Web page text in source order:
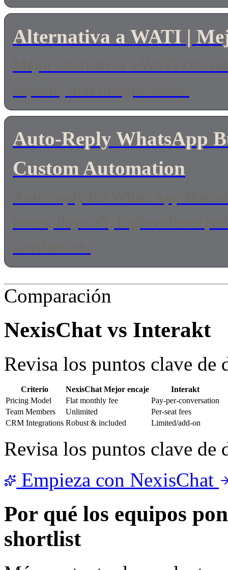
Alternativa a WATI |
Auto-Reply WhatsApp
Custom Automation
Comparación
NexisChat vs Interakt
Revisa los puntos clave
Criterio NexisChat Mejor encaje
Interakt
Pricing Model
Flat monthly fee
Pay-per-conversation
Team Members
Unlimited
Per-seat fees
CRM Integrations Robust & included Limited/add-on
Revisa los puntos clave
Empieza con NexisChat
Por qué los equipos
shortlist